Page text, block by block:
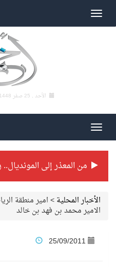
الأحد , 25 صفر 1448 هـ ,
الأخبار المحلية>امير منطقة
الامير محمد بن فهد بن خالد
25/09/2011